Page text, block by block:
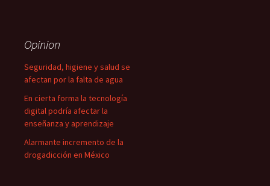
Opinion
Seguridad, higiene y salud se
afectan por la falta de agua
En cierta forma la tecnología
digital podría afectar la
enseñanza y aprendizaje
Alarmante incremento de la
drogadicción en México